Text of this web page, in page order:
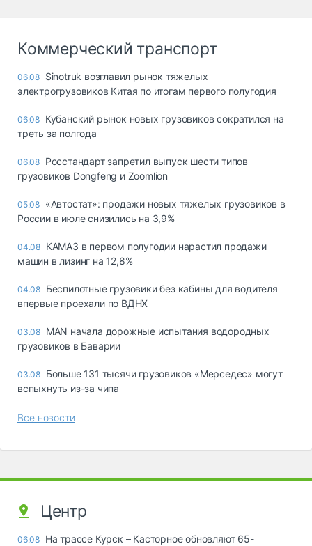
Коммерческий транспорт
06.08 Sinotruk возглавил рынок тяжелых
электрогрузовиков Китая по итогам первого полугодия
06.08 Кубанский рынок новых грузовиков сократился на
треть за полгода
06.08 Росстандарт запретил выпуск шести типов
грузовиков Dongfeng и Zoomlion
05.08 «Автостат»: продажи новых тяжелых грузовиков в
России в июле снизились на 3,9%
04.08 КАМАЗ в первом полугодии нарастил продажи
машин в лизинг на 12,8%
04.08 Беспилотные грузовики без кабины для водителя
впервые проехали по ВДНХ
03.08 MAN начала дорожные испытания водородных
грузовиков в Баварии
03.08 Больше 131 тысячи грузовиков «Мерседес» могут
вспыхнуть из-за чипа
Все новости
Центр
06.08 На трассе Курск – Касторное обновляют 65-